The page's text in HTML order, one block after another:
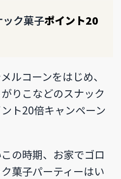
ク菓子ポイント20
ルコーンをはじめ、
りこなどのスナック
ト20倍キャンペーン
の時期、お家でゴロ
菓子パーティーはい